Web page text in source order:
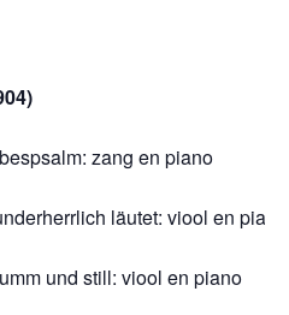
Liebespsalm: zang en
läutet: viool en
stumm und still: viool en